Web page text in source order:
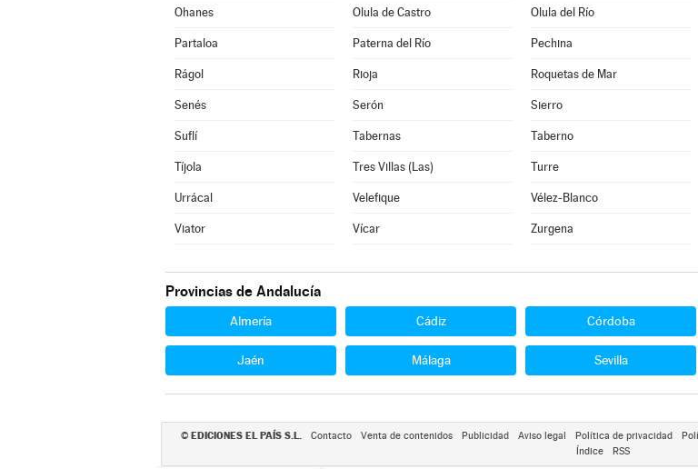
Ohanes Olula de Castro Olula del Río
Partaloa Paterna del Río Pechina
Rágol Rioja Roquetas de Mar
Senés Serón Sierro
Suflí Tabernas Taberno
Tíjola Tres Villas (Las) Turre
Urrácal Velefique Vélez-Blanco
Viator Vícar Zurgena
Provincias de Andalucía
Almería Cádiz Córdoba
Jaén Málaga Sevilla
© EDICIONES EL PAÍS S.L. Contacto Venta de contenidos Publicidad Aviso legal Política de privacidad
Índice
RSS